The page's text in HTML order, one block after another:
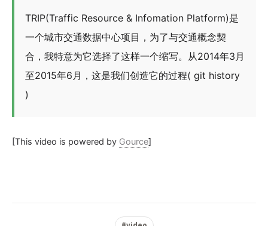
TRIP(Traffic Resource & Infomation Platform)是
一个城市交通数据中心项目，为了与交通概念契
合，我特意为它选择了这样一个缩写。从2014年3月
至2015年6月，这是我们创造它的过程( git history
)
[This video is powered by Gource]